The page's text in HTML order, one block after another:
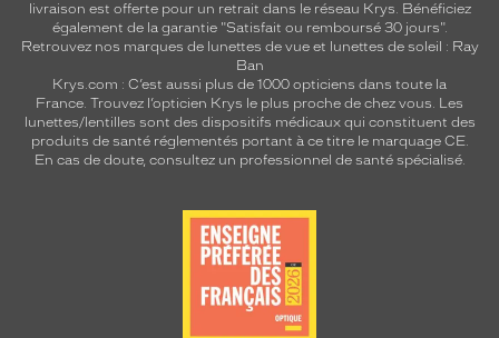
livraison est offerte pour un retrait dans le réseau Krys. Bénéficiez
également de la garantie "Satisfait ou remboursé 30 jours".
Retrouvez nos marques de lunettes de vue et lunettes de soleil : Ray
Ban
Krys.com : C’est aussi plus de 1000 opticiens dans toute la
France. Trouvez l’opticien Krys le plus proche de chez vous. Les
lunettes/lentilles sont des dispositifs médicaux qui constituent des
produits de santé réglementés portant à ce titre le marquage CE.
En cas de doute, consultez un professionnel de santé spécialisé.